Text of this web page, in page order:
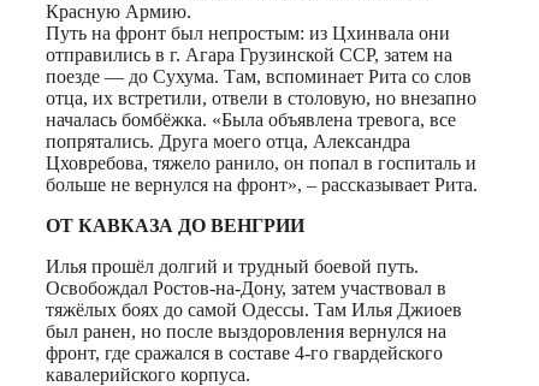
Красную Армию.
Путь на фронт был непростым: из Цхинвала они
отправились в г. Агара Грузинской ССР, затем на
поезде — до Сухума. Там, вспоминает Рита со слов
отца, их встретили, отвели в столовую, но внезапно
началась бомбёжка. «Была объявлена тревога, все
попрятались. Друга моего отца, Александра
Цховребова, тяжело ранило, он попал в госпиталь и
больше не вернулся на фронт», – рассказывает Рита.
ОТ КАВКАЗА ДО ВЕНГРИИ
Илья прошёл долгий и трудный боевой путь.
Освобождал Ростов-на-Дону, затем участвовал в
тяжёлых боях до самой Одессы. Там Илья Джиоев
был ранен, но после выздоровления вернулся на
фронт, где сражался в составе 4-го гвардейского
кавалерийского корпуса.